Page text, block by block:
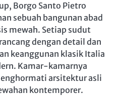
Borgo Santo Pietro
sebuah bangunan abad
mewah. Setiap sudut
dengan detail dan
keanggunan klasik Italia
Kamar-kamarnya
arsitektur asli
kontemporer.